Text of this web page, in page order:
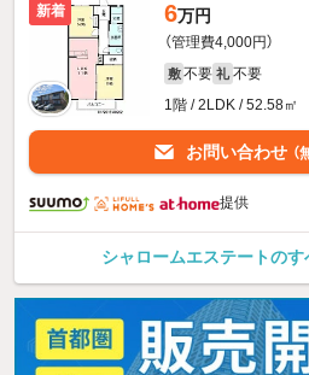
新着 6万円
（管理費4,000円）
敷 不要 礼 不要
1階 / 2LDK / 52.58㎡
お問い合わせ （
提供
シャロームエステートの